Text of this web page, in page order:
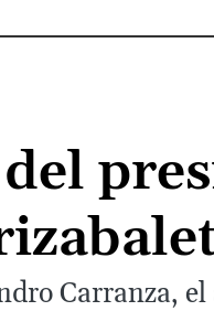
Carranza,